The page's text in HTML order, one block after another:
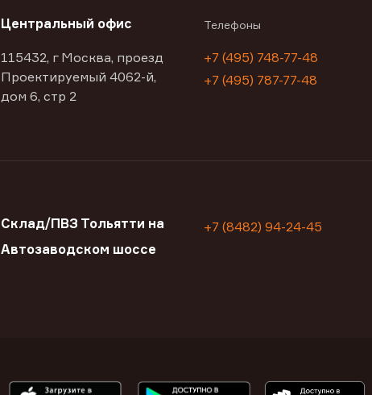
Центральный офис
115432, г Москва, проезд
Проектируемый 4062-й,
дом 6, стр 2
Телефоны
+7 (495) 748-77-48
+7 (495) 787-77-48
Склад/ПВЗ Тольятти на
Автозаводском шоссе
+7 (8482) 94-24-45